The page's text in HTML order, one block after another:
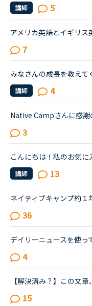
講師 5
7
講師 4
3
講師 13
36
4
15